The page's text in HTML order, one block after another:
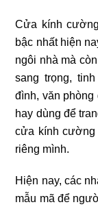
Cửa kính
bậc nhất hiện
ngôi nhà mà
sang trọng,
đình, văn phòng
hay dùng để
cửa kính cường
riêng mình.
Hiện nay, các
mẫu mã để